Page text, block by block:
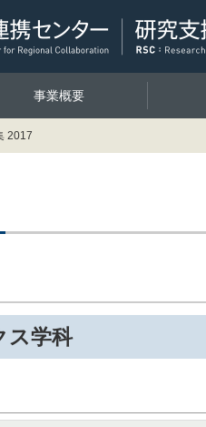
事業概要
2017
ス学科